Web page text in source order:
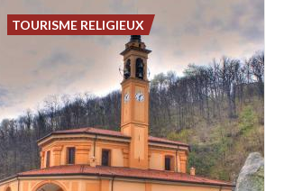
TOURISME RELIGIEUX